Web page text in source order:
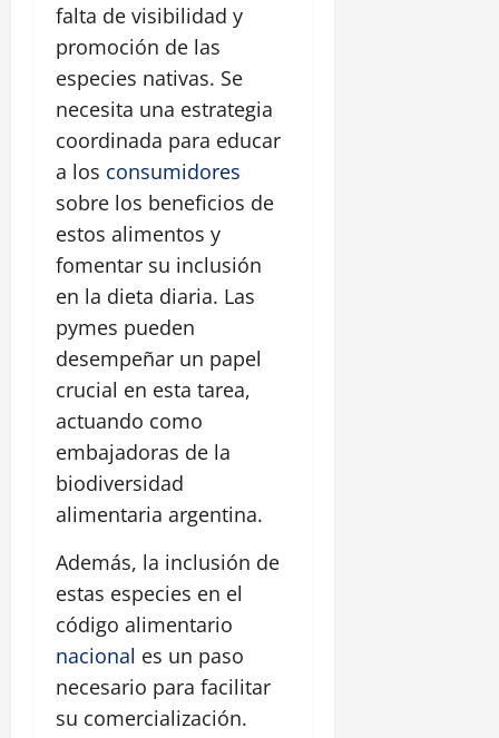
falta de visibilidad y
promoción de las
especies nativas. Se
necesita una estrategia
coordinada para educar
a los consumidores
sobre los beneficios de
estos alimentos y
fomentar su inclusión
en la dieta diaria. Las
pymes pueden
desempeñar un papel
crucial en esta tarea,
actuando como
embajadoras de la
biodiversidad
alimentaria argentina.
Además, la inclusión de
estas especies en el
código alimentario
nacional es un paso
necesario para facilitar
su comercialización.